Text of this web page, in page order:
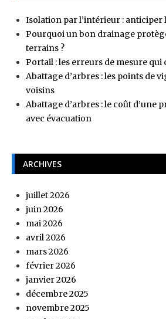
Isolation par l’intérieur : anticiper
Pourquoi un bon drainage
terrains ?
Portail : les erreurs de mesure qui
Abattage d’arbres : les points de
voisins
Abattage d’arbres : le coût d’une
avec évacuation
ARCHIVES
juillet 2026
juin 2026
mai 2026
avril 2026
mars 2026
février 2026
janvier 2026
décembre 2025
novembre 2025